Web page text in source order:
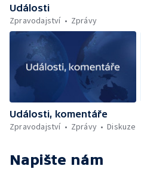
Události
Zpravodajství
Zprávy
Události, komentáře
Zpravodajství
Zprávy Diskuze
Napište nám